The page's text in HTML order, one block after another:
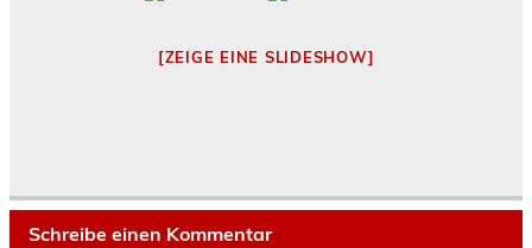
[ZEIGE EINE SLIDESHOW]
Schreibe einen Kommentar